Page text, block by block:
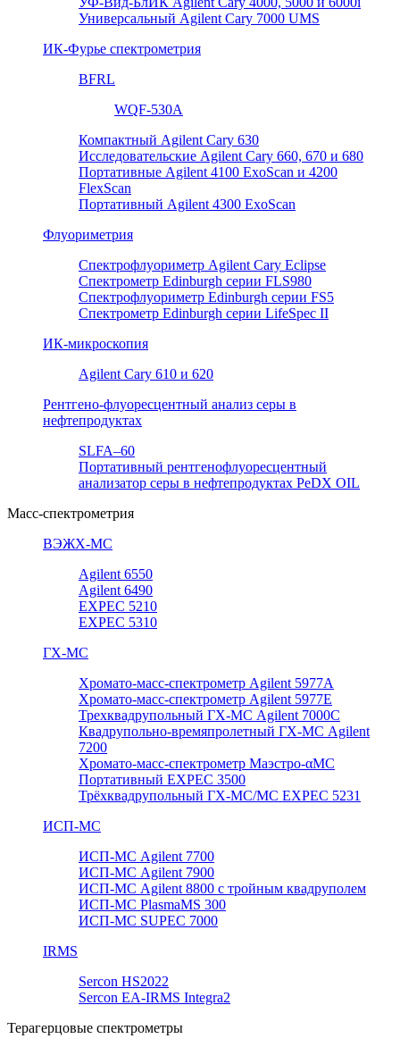
Универсальный Agilent Cary 7000 UMS
ИК-Фурье спектрометрия
BFRL
WQF-530A
Компактный Agilent Cary 630
Исследовательские Agilent Cary 660, 670 и 680
Портативные Agilent 4100 ExoScan и 4200
FlexScan
Портативный Agilent 4300 ExoScan
Флуориметрия
Спектрофлуориметр Agilent Cary Eclipse
Спектрометр Edinburgh серии FLS980
Спектрофлуориметр Edinburgh серии FS5
Спектрометр Edinburgh серии LifeSpec II
ИК-микроскопия
Agilent Cary 610 и 620
Рентгено-флуоресцентный анализ серы в
нефтепродуктах
SLFA–60
Портативный рентгенофлуоресцентный
анализатор серы в нефтепродуктах PeDX OIL
Масс-спектрометрия
ВЭЖХ-МС
Agilent 6550
Agilent 6490
EXPEC 5210
EXPEC 5310
ГХ-МС
Хромато-масс-спектрометр Agilent 5977А
Хромато-масс-спектрометр Agilent 5977E
Трехквадрупольный ГХ-МС Agilent 7000C
Квадрупольно-времяпролетный ГХ-МС Agilent
7200
Хромато-масс-спектрометр Маэстро-αМС
Портативный EXPEC 3500
Трёхквадрупольный ГХ-МС/МС EXPEC 5231
ИСП-МС
ИСП-МС Agilent 7700
ИСП-МС Agilent 7900
ИСП-МС Agilent 8800 с тройным квадруполем
ИСП-МС PlasmaMS 300
ИСП-МС SUPEC 7000
IRMS
Sercon HS2022
Sercon EA-IRMS Integra2
Терагерцовые спектрометры